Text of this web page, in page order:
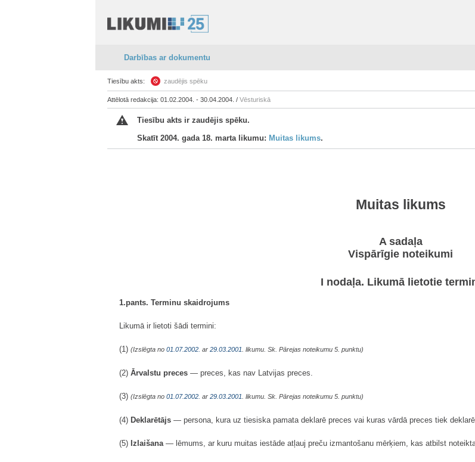
Darbības ar dokumentu
Tiesību akts: zaudējis spēku
Attēlotā redakcija: 01.02.2004. - 30.04.2004. / Vēsturiskā
Tiesību akts ir zaudējis spēku.
Skatīt 2004. gada 18. marta likumu: Muitas likums.
Muitas likums
A sadaļa
Vispārīgie noteikumi
I nodaļa. Likumā lietotie
1.pants. Terminu skaidrojums
Likumā ir lietoti šādi termini:
(1) (Izslēgta no 01.07.2002. ar 29.03.2001. likumu. Sk. Pārejas noteikumu 5. punktu)
(2) Ārvalstu preces — preces, kas nav Latvijas preces.
(3) (Izslēgta no 01.07.2002. ar 29.03.2001. likumu. Sk. Pārejas noteikumu 5. punktu)
(4) Deklarētājs — persona, kura uz tiesiska pamata deklarē preces vai kuras vārdā preces tiek
(5) Izlaišana— lēmums, ar kuru muitas iestāde atļauj preču izmantošanu mērķiem, kas atbilst